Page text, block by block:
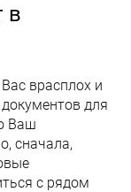
в
врасплох и
для
Ваш
сначала,
с рядом